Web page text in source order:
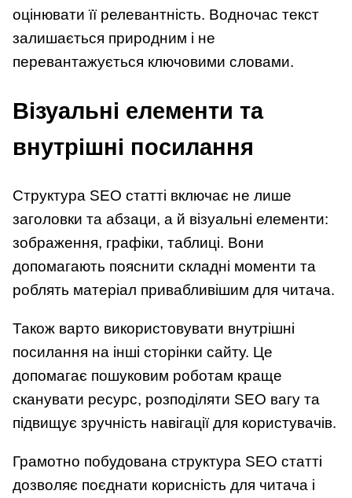
оцінювати її релевантність. Водночас текст
залишається природним і не
перевантажується ключовими словами.
Візуальні елементи та
внутрішні посилання
Структура SEO статті включає не лише
заголовки та абзаци, а й візуальні елементи:
зображення, графіки, таблиці. Вони
допомагають пояснити складні моменти та
роблять матеріал привабливішим для читача.
Також варто використовувати внутрішні
посилання на інші сторінки сайту. Це
допомагає пошуковим роботам краще
сканувати ресурс, розподіляти SEO вагу та
підвищує зручність навігації для користувачів.
Грамотно побудована структура SEO статті
дозволяє поєднати корисність для читача і